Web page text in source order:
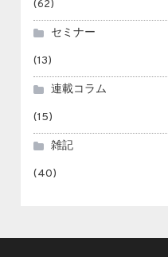
(62)
セミナー
(13)
連載コラム
(15)
雑記
(40)